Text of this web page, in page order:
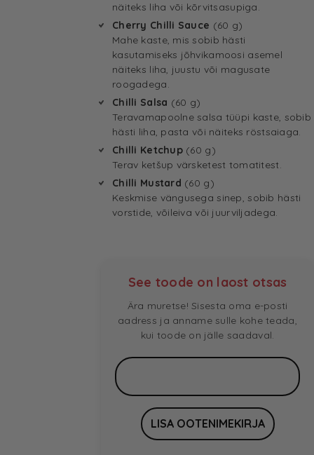
näiteks liha või kõrvitsasupiga.
Cherry Chilli Sauce (60 g)
Mahe kaste, mis sobib hästi
kasutamiseks jõhvikamoosi asemel
näiteks liha, juustu või magusate
roogadega.
Chilli Salsa (60 g)
Teravamapoolne salsa tüüpi kaste, sobib
hästi liha, pasta või näiteks röstsaiaga.
Chilli Ketchup(60 g)
Terav ketšup värsketest tomatitest.
Chilli Mustard (60 g)
Keskmise vängusega sinep, sobib hästi
vorstide, võileiva või juurviljadega.
See toode on laost otsas
Ära muretse! Sisesta oma e-posti
aadress ja anname sulle kohe teada,
kui toode on jälle saadaval.